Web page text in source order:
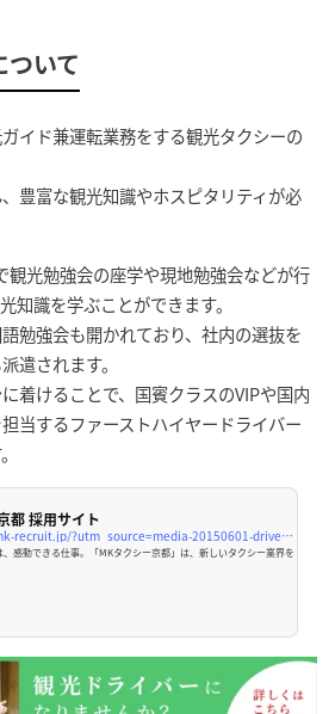
いて
イド兼運転業務をする観光タクシーの
豊富な観光知識やホスピタリティが必
観光勉強会の座学や現地勉強会などが行
知識を学ぶことができます。
勉強会も開かれており、社内の選抜を
遣されます。
着けることで、国賓クラスのVIPや国内
当するファーストハイヤードライバー
都 採用サイト
https://kyotomk-recruit.jp/?utm_source=media-20150601-driver-kato
感動できる仕事。「MKタクシー京都」は、新しいタクシー業界を